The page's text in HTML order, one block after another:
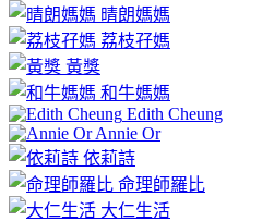
晴朗媽媽
荔枝孖媽
黃獎
和牛媽媽
Edith Cheung
Annie Or
依莉詩
命理師羅比
大仁生活